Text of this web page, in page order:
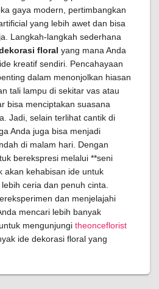
gaya modern, pertimbangkan
yang lebih awet dan bisa
Langkah-langkah sederhana
floral yang mana Anda
kreatif sendiri. Pencahayaan
dalam menonjolkan hiasan
tali lampu di sekitar vas atau
bisa menciptakan suasana
Jadi, selain terlihat cantik di
Anda juga bisa menjadi
di malam hari. Dengan
berekspresi melalui **seni
akan kehabisan ide untuk
ceria dan penuh cinta.
dan menjelajahi
mencari lebih banyak
mengunjungi theonceflorist
ide dekorasi floral yang